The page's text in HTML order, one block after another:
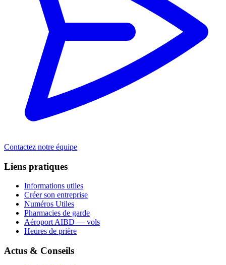
Contactez notre équipe
Liens pratiques
Informations utiles
Créer son entreprise
Numéros Utiles
Pharmacies de garde
Aéroport AIBD — vols
Heures de prière
Actus & Conseils